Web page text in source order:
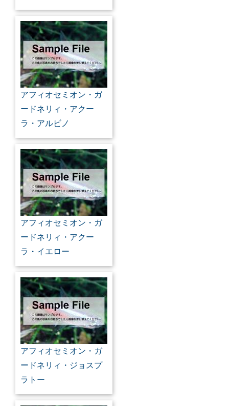
アフィオセミオン・ガ
ードネリィ・アクー
ラ・アルビノ
アフィオセミオン・ガ
ードネリィ・アクー
ラ・イエロー
アフィオセミオン・ガ
ードネリィ・ジョスプ
ラトー